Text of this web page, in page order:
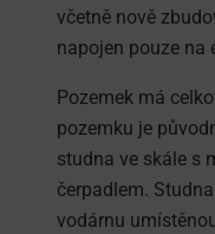
včetně nově
napojen pouze na
Pozemek má
pozemku je
studna ve skále s
čerpadlem.
vodárnu